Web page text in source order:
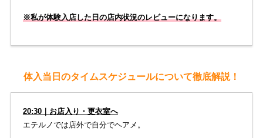
※私が体験入店した日の店内状況のレビューになります。
体入当日のタイムスケジュールについて徹底解説！
20:30｜お店入り・更衣室へ
エテルノでは店外で自分でヘアメ。